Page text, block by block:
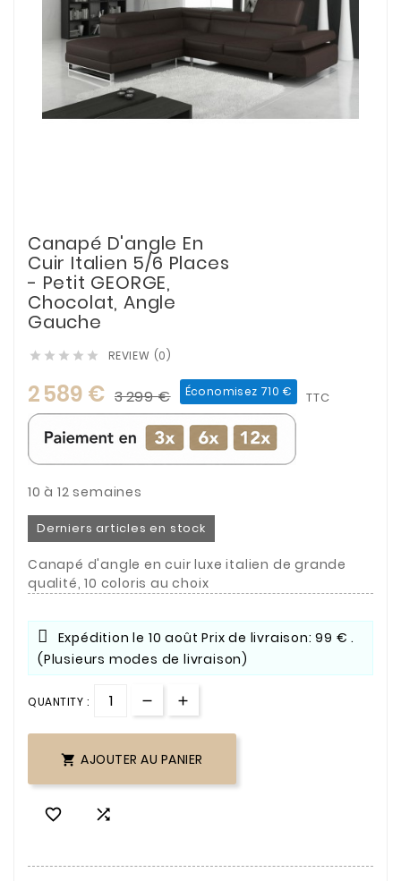
Canapé D'angle En
Cuir Italien 5/6 Places
- Petit GEORGE,
Chocolat, Angle
Gauche
     REVIEW (0)
2 589 € 3 299 € Économisez 710 € TTC
10 à 12 semaines
Derniers articles en stock
Canapé d'angle en cuir luxe italien de grande
qualité, 10 coloris au choix
Expédition le 10 aoûtPrix de livraison: 99 € .
(Plusieurs modes de livraison)
QUANTITY :
 AJOUTER AU PANIER
 